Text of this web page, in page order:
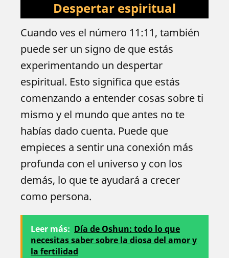
Despertar espiritual
Cuando ves el número 11:11, también
puede ser un signo de que estás
experimentando un despertar
espiritual. Esto significa que estás
comenzando a entender cosas sobre ti
mismo y el mundo que antes no te
habías dado cuenta. Puede que
empieces a sentir una conexión más
profunda con el universo y con los
demás, lo que te ayudará a crecer
como persona.
Leer más: Día de Oshun: todo lo que
necesitas saber sobre la diosa del amor y
la fertilidad